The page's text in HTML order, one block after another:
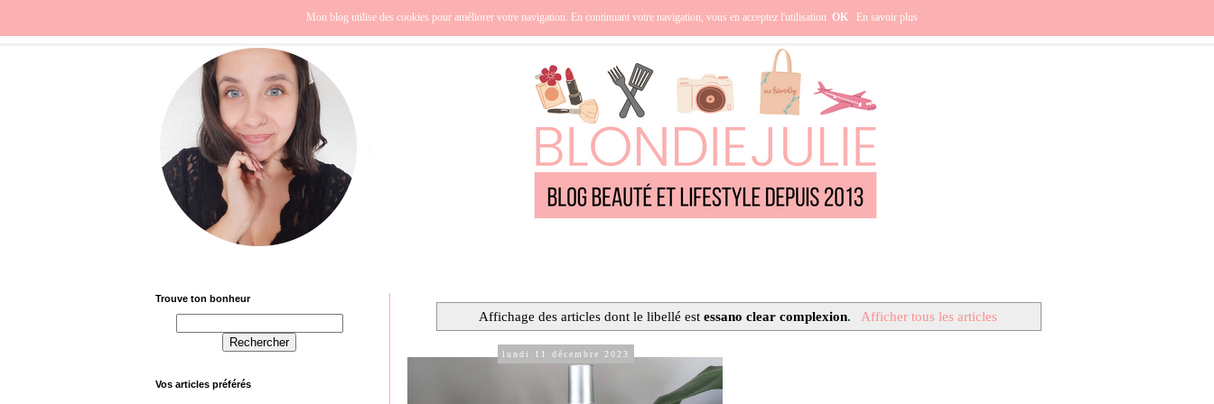
Europe France Océanie Lifestyle Cuisine Culture Qui suis-je ?
Affichage des articles dont le libellé estessano clear complexion. Afficher tous les articles
lundi 11 décembre 2023
Trouve ton bonheur
Vos articles préférés
Mon blog utilise des cookies pour améliorer votre navigation. En continuant votre navigation, vous en acceptez l'utilisation OK En savoir plus